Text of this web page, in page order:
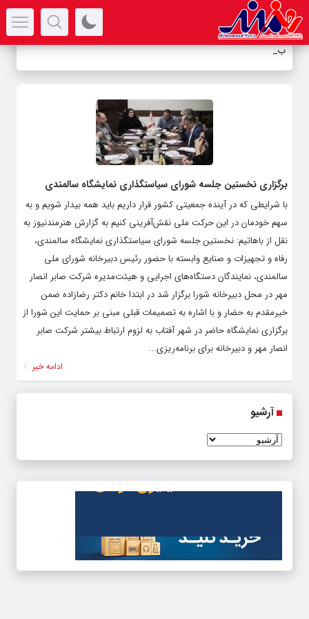
بوط_
برگزاری نخستین جلسه شورای سیاستگذاری نمایشگاه سالمندی
با شرایطی که در آینده جمعیتی کشور قرار داریم باید همه بیدار شویم و به
سهم خودمان در این حرکت ملی نقش‌آفرینی کنیم به گزارش هنرمندنیوز به
نقل از باهاتیم: نخستین جلسه شورای سیاستگذاری نمایشگاه سالمندی،
رفاه و تجهیزات و صنایع وابسته با حضور رئیس دبیرخانه شورای ملی
سالمندی، نمایندگان دستگاه‌های اجرایی و هیئت‌مدیره شرکت صابر انصار
مهر در محل دبیرخانه شورا برگزار شد در ابتدا خانم دکتر رضازاده ضمن
خیرمقدم به حضار و با اشاره به تصمیمات قبلی مبنی بر حمایت این شورا از
برگزاری نمایشگاه حاضر در شهر آفتاب به لزوم ارتباط بیشتر شرکت صابر
انصار مهر و دبیرخانه برای برنامه‌ریزی...
ادامه خبر
آرشیو